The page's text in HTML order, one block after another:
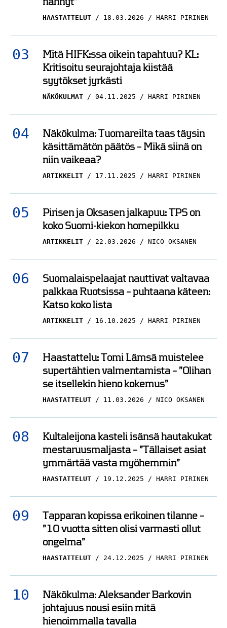
HAASTATTELUT 18.03.2026 HARRI PIRINEN
Mitä HIFK:ssa oikein tapahtuu? KL:
Kritisoitu seurajohtaja kiistää
syytökset jyrkästi
NÄKÖKULMAT 04.11.2025 HARRI PIRINEN
Näkökulma: Tuomareilta taas täysin
käsittämätön päätös – Mikä siinä on
niin vaikeaa?
ARTIKKELIT 17.11.2025 HARRI PIRINEN
Pirisen ja Oksasen jalkapuu: TPS on
koko Suomi-kiekon homepilkku
ARTIKKELIT 22.03.2026 NICO OKSANEN
Suomalaispelaajat nauttivat valtavaa
palkkaa Ruotsissa – puhtaana käteen:
Katso koko lista
ARTIKKELIT 16.10.2025 HARRI PIRINEN
Haastattelu: Tomi Lämsä muistelee
supertähtien valmentamista – ”Olihan
se itsellekin hieno kokemus”
HAASTATTELUT 11.03.2026 NICO OKSANEN
Kultaleijona kasteli isänsä hautakukat
mestaruusmaljasta – ”Tällaiset asiat
ymmärtää vasta myöhemmin”
HAASTATTELUT 19.12.2025 HARRI PIRINEN
Tapparan kopissa erikoinen tilanne –
”10 vuotta sitten olisi varmasti ollut
ongelma”
HAASTATTELUT 24.12.2025 HARRI PIRINEN
Näkökulma: Aleksander Barkovin
johtajuus nousi esiin mitä
hienoimmalla tavalla